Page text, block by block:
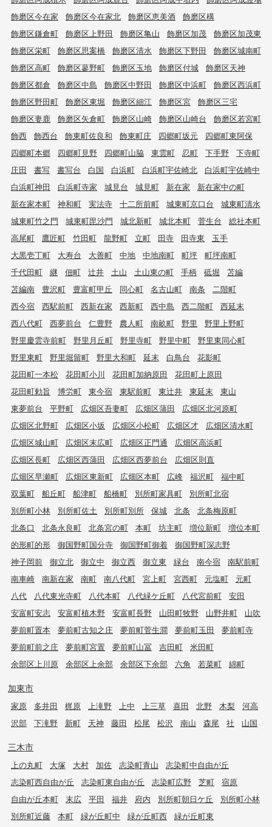
飾磨区今在家
飾磨区今在家北 飾磨区恵美酒
飾磨区構
飾磨区鎌倉町
飾磨区上野田 飾磨区亀山 飾磨区加茂
飾磨区加茂東
飾磨区栄町
飾磨区思案橋 飾磨区清水 飾磨区下野田
飾磨区城南町
飾磨区高町
飾磨区蓼野町 飾磨区玉地 飾磨区付城
飾磨区天神
飾磨区都倉
飾磨区中島 飾磨区中野田 飾磨区中浜町
飾磨区西浜町
飾磨区野田町
飾磨区東堀 飾磨区細江 飾磨区宮
飾磨区三宅
飾磨区妻鹿
飾磨区矢倉町 飾磨区山崎 飾磨区山崎台
飾磨区若宮町
飾西
飾西台 飾東町佐良和 飾東町庄 四郷町坂元
四郷町東阿保
四郷町本郷
四郷町見野 四郷町山脇 東雲町 忍町 下手野
下寺町
庄田
書写 書写台 白国 白浜町 白浜町宇佐崎北
白浜町宇佐崎中
白浜町神田
白浜町寺家 城見台 城見町 新在家
新在家中の町
新在家本町
神和町 実法寺 十二所前町 城東町京口台
城東町清水
城東町竹之門
城東町毘沙門 城北新町 城北本町 菅生台
総社本町
高尾町
鷹匠町 竹田町 龍野町 立町 田寺 田寺東
玉手
大黒壱丁町
大寿台 大善町 中地 中地南町 町坪
町坪南町
千代田町
継 佃町 辻井 土山 土山東の町 手柄 砥堀
苫編
苫編南
豊沢町 豊富町甲丘 同心町 名古山町 南条
二階町
西今宿
西駅前町 西新在家 西新町 西中島 西二階町
西延末
西八代町
西夢前台 仁豊野 農人町 南畝町 野里
野里上野町
野里慶雲寺前町
野里月丘町 野里寺町 野里中町
野里東同心町
野里東町
野里堀留町 野里大和町 延末 白鳥台
花影町
花田町一本松
花田町小川 花田町加納原田
花田町上原田
花田町勅旨
博労町 東今宿 東駅前町 東辻井 東延末
東山
東夢前台
平野町 広畑区吾妻町 広畑区蒲田
広畑区北河原町
広畑区北野町
広畑区小坂 広畑区小松町 広畑区才
広畑区清水町
広畑区城山町
広畑区末広町 広畑区正門通
広畑区高浜町
広畑区長町
広畑区西蒲田 広畑区西夢前台
広畑区則直
広畑区早瀬町
広畑区東新町 広畑区本町 広峰 福沢町
福中町
双葉町
船丘町 船津町 船橋町 別所町家具町
別所町北宿
別所町小林
別所町佐土 別所町別所 保城 北条
北条梅原町
北条口
北条永良町 北条宮の町 本町 坊主町 増位新町
増位本町
的形町的形
御国野町国分寺 御国野町御着
御国野町深志野
神子岡前
御立北 御立中 御立西 御立東 緑台 南今宿
南駅前町
南車崎
南新在家 南町 南八代町 宮上町 宮西町 元塩町
元町
八代
八代東光寺町 八代本町 八代緑ケ丘町 八代宮前町
安田
安富町安志
安富町植木野 安富町長野 山田町牧野 山野井町
山吹
夢前町置本
夢前町古知之庄 夢前町菅生澗 夢前町玉田
夢前町寺
夢前町前之庄
夢前町宮置 夢前町山冨 吉田町
米田町
余部区上川原
余部区上余部 余部区下余部 六角 若菜町 綿町
加東市
家原 多井田 梶原 上滝野 上中 上三草 喜田 北野 木梨
河高
沢部
下滝野 新町 天神 藤田 松尾 松沢 南山 森尾 社 山国
三木市
上の丸町 大塚 大村 加佐 志染町青山
志染町中自由が丘
志染町西自由が丘
志染町東自由が丘 志染町広野 芝町
宿原
自由が丘本町
末広 平田 福井 府内 別所町朝日ケ丘
別所町小林
別所町近藤
本町 緑が丘町中 緑が丘町西
緑が丘町東